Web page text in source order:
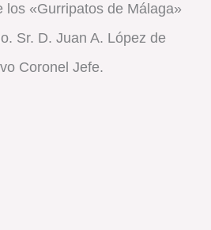
los «Gurripatos de Málaga»
Sr. D. Juan A. López de
Coronel Jefe.